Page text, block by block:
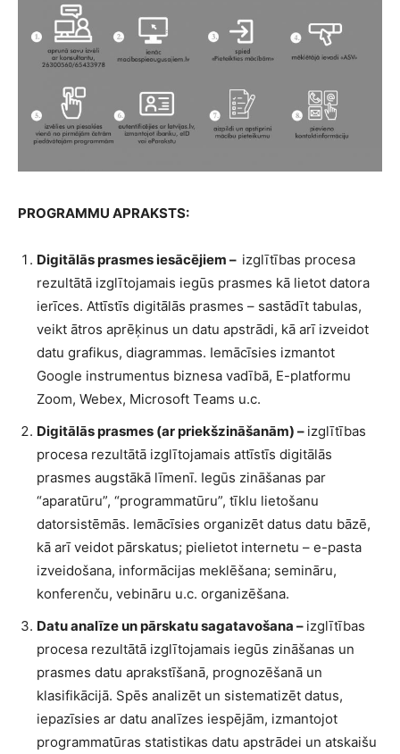
PROGRAMMU APRAKSTS:
Digitālās prasmes iesācējiem – izglītības procesa
rezultātā izglītojamais iegūs prasmes kā lietot datora
ierīces. Attīstīs digitālās prasmes – sastādīt tabulas,
veikt ātros aprēķinus un datu apstrādi, kā arī izveidot
datu grafikus, diagrammas. Iemācīsies izmantot
Google instrumentus biznesa vadībā, E-platformu
Zoom, Webex, Microsoft Teams u.c.
Digitālās prasmes (ar priekšzināšanām) – izglītības
procesa rezultātā izglītojamais attīstīs digitālās
prasmes augstākā līmenī. Iegūs zināšanas par
“aparatūru”, “programmatūru”, tīklu lietošanu
datorsistēmās. Iemācīsies organizēt datus datu bāzē,
kā arī veidot pārskatus; pielietot internetu – e-pasta
izveidošana, informācijas meklēšana; semināru,
konferenču, vebināru u.c. organizēšana.
Datu analīze un pārskatu sagatavošana – izglītības
procesa rezultātā izglītojamais iegūs zināšanas un
prasmes datu aprakstīšanā, prognozēšanā un
klasifikācijā. Spēs analizēt un sistematizēt datus,
iepazīsies ar datu analīzes iespējām, izmantojot
programmatūras statistikas datu apstrādei un atskaišu